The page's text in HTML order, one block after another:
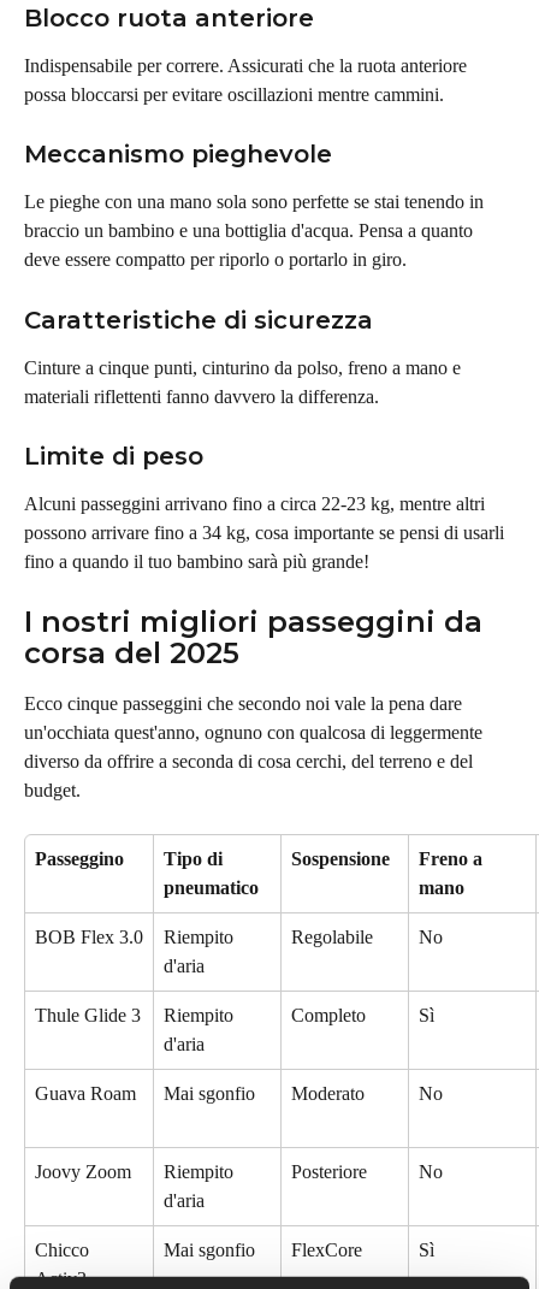
Blocco ruota anteriore
Indispensabile per correre. Assicurati che la ruota anteriore
possa bloccarsi per evitare oscillazioni mentre cammini.
Meccanismo pieghevole
Le pieghe con una mano sola sono perfette se stai tenendo in
braccio un bambino e una bottiglia d'acqua. Pensa a quanto
deve essere compatto per riporlo o portarlo in giro.
Caratteristiche di sicurezza
Cinture a cinque punti, cinturino da polso, freno a mano e
materiali riflettenti fanno davvero la differenza.
Limite di peso
Alcuni passeggini arrivano fino a circa 22-23 kg, mentre altri
possono arrivare fino a 34 kg, cosa importante se pensi di usarli
fino a quando il tuo bambino sarà più grande!
I nostri migliori passeggini da
corsa del 2025
Ecco cinque passeggini che secondo noi vale la pena dare
un'occhiata quest'anno, ognuno con qualcosa di leggermente
diverso da offrire a seconda di cosa cerchi, del terreno e del
budget.
Passeggino
Tipo di
pneumatico
Sospensione
Freno a
mano
BOB Flex 3.0
Riempito
d'aria
Regolabile No
Thule Glide 3
Riempito
d'aria
Completo Sì
Guava Roam Mai sgonfio Moderato No
Joovy Zoom
Riempito
d'aria
Posteriore No
Chicco
Activ3
Mai sgonfio FlexCore Sì